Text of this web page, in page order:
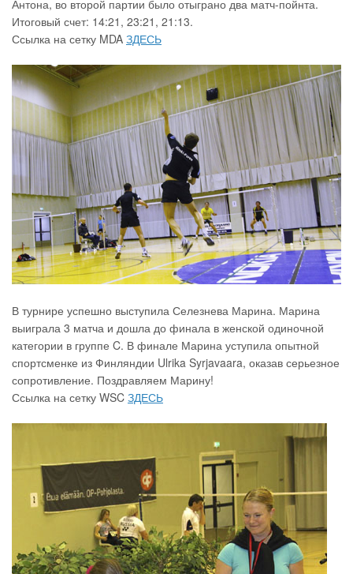
Антона, во второй партии было отыграно два матч-пойнта.
Итоговый счет: 14:21, 23:21, 21:13.
Ссылка на сетку MDA ЗДЕСЬ
В турнире успешно выступила Селезнева Марина. Марина
выиграла 3 матча и дошла до финала в женской одиночной
категории в группе C. В финале Марина уступила опытной
спортсменке из Финляндии Ulrika Syrjavaara, оказав серьезное
сопротивление. Поздравляем Марину!
Ссылка на сетку WSC ЗДЕСЬ